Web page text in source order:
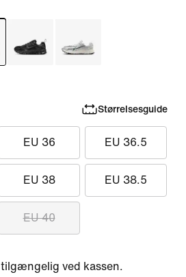
Størrelsesguide
EU 36 EU 36.5
EU 38 EU 38.5
EU 40
Klarna
tilgængelig ved kassen.